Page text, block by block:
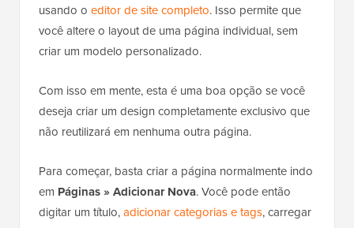
usando o editor de site completo. Isso permite que
você altere o layout de uma página individual, sem
criar um modelo personalizado.
Com isso em mente, esta é uma boa opção se você
deseja criar um design completamente exclusivo que
não reutilizará em nenhuma outra página.
Para começar, basta criar a página normalmente indo
em Páginas»Adicionar Nova. Você pode então
digitar um título,adicionar categorias e tags, carregar